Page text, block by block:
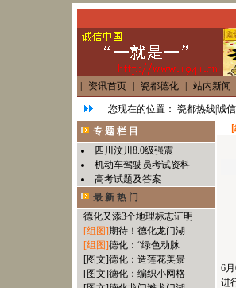
资讯首页 瓷都德化 站内新闻
您现在的位置： 瓷都热线|诚
专 题 栏 目
四川汶川8.0级强震
机动车驾驶员考试资料
高考试题及答案
最 新 热 门
德化又添3个地理标志证明
[组图]期待！德化龙门湖
[组图]德化：“绿色动脉
[图文]德化：造莲花美景
[图文]德化：编织小网格
6
进